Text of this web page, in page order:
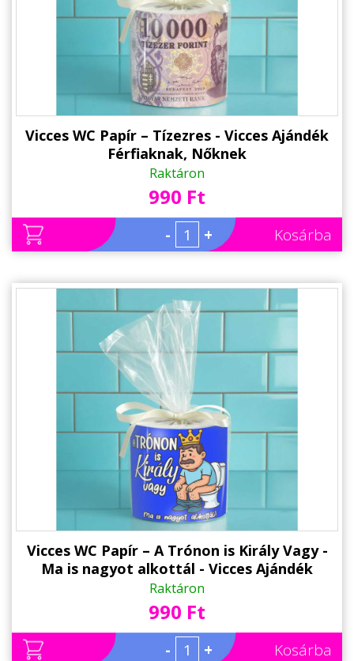
Vicces WC Papír – Tízezres - Vicces Ajándék
Férfiaknak, Nőknek
Raktáron
990 Ft
- + Kosárba
Vicces WC Papír – A Trónon is Király Vagy -
Ma is nagyot alkottál - Vicces Ajándék
Férfiaknak, Nőknek
Raktáron
990 Ft
- + Kosárba